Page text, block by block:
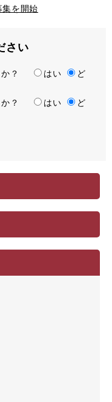
集を開始
さい
か？ はい
ど
か？ はい
ど